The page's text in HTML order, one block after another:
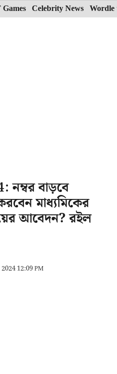
Celebrity News Wordle
বাড়বে
মাধ্যমিকের
আবেদন? রইল
12:09 PM